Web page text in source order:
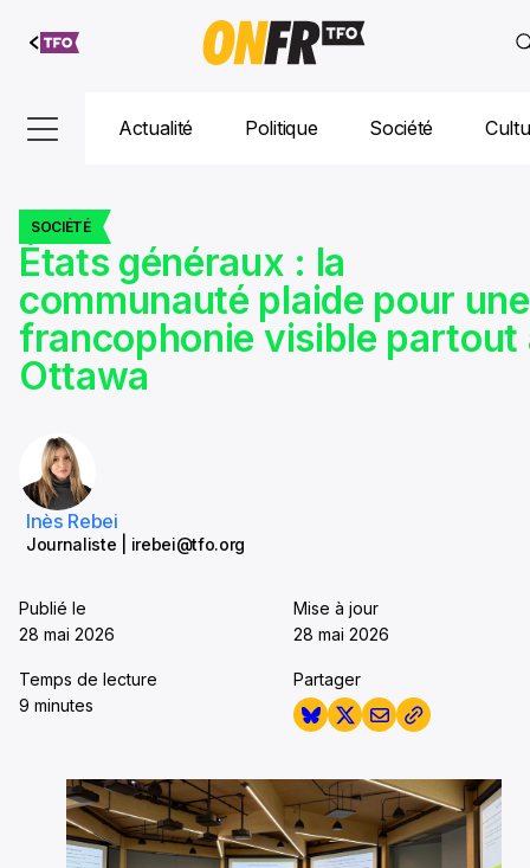
Aller au
contenu
Actualité Politique Société
SOCIÉTÉ
États généraux : la
communauté plaide pour une
francophonie visible partout
Ottawa
Inès Rebei
Journaliste | irebei@tfo.org
Publié le
28 mai 2026
Mise à jour
28 mai 2026
Temps de lecture
9 minutes
Partager